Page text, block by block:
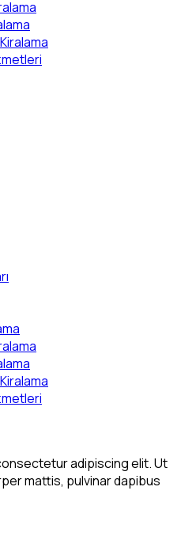
adipiscing elit. Ut
mattis, pulvinar dapibus